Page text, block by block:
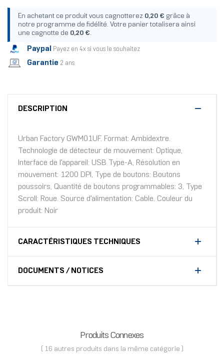
En achetant ce produit vous cagnotterez 0,20 € grâce à
notre programme de fidélité. Votre panier totalisera ainsi
une cagnotte de 0,20 €.
Paypal Payez en 4x si vous le souhaitez
Garantie 2 ans
DESCRIPTION
Urban Factory GWM01UF. Format: Ambidextre.
Technologie de détecteur de mouvement: Optique,
Interface de l'appareil: USB Type-A, Résolution en
mouvement: 1200 DPI, Type de boutons: Boutons
poussoirs, Quantité de boutons programmables: 3, Type
Scroll: Roue. Source d'alimentation: Cable. Couleur du
produit: Noir
CARACTÉRISTIQUES TECHNIQUES
DOCUMENTS / NOTICES
Produits Connexes
( 16 autres produits dans la même catégorie )